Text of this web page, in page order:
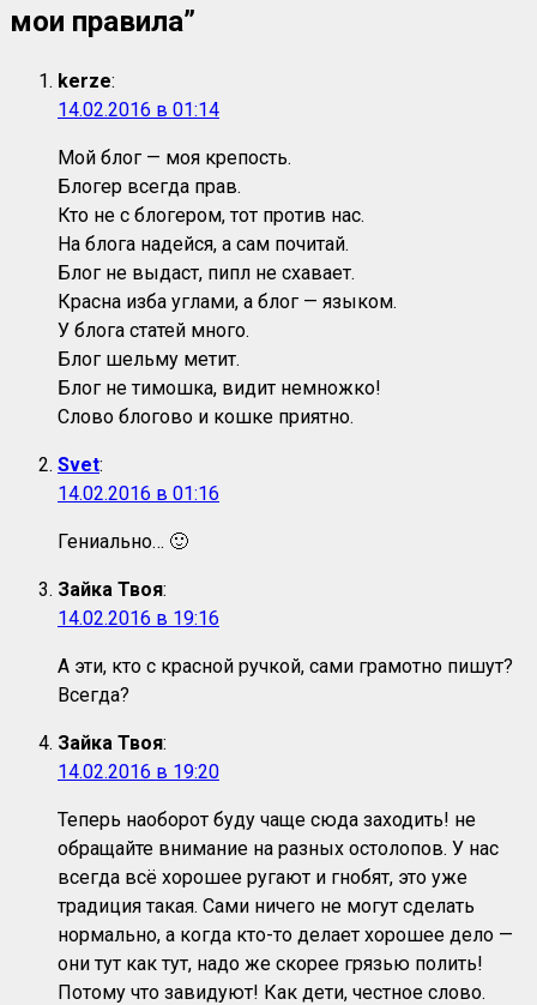
мои правила”
kerze:
14.02.2016 в 01:14
Мой блог — моя крепость.
Блогер всегда прав.
Кто не с блогером, тот против нас.
На блога надейся, а сам почитай.
Блог не выдаст, пипл не схавает.
Красна изба углами, а блог — языком.
У блога статей много.
Блог шельму метит.
Блог не тимошка, видит немножко!
Слово блогово и кошке приятно.
Svet:
14.02.2016 в 01:16
Гениально… 🙂
Зайка Твоя:
14.02.2016 в 19:16
А эти, кто с красной ручкой, сами грамотно пишут?
Всегда?
Зайка Твоя:
14.02.2016 в 19:20
Теперь наоборот буду чаще сюда заходить! не
обращайте внимание на разных остолопов. У нас
всегда всё хорошее ругают и гнобят, это уже
традиция такая. Сами ничего не могут сделать
нормально, а когда кто-то делает хорошее дело —
они тут как тут, надо же скорее грязью полить!
Потому что завидуют! Как дети, честное слово.